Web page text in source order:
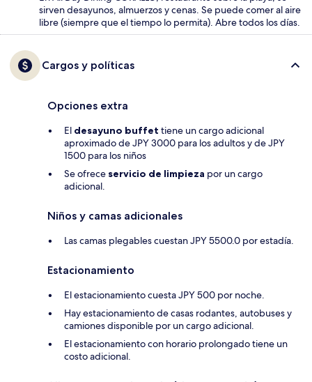
sirven desayunos, almuerzos y cenas. Se puede comer al aire
libre (siempre que el tiempo lo permita). Abre todos los días.
Cargos y políticas
Opciones extra
El desayuno buffet tiene un cargo adicional
aproximado de JPY 3000 para los adultos y de JPY
1500 para los niños
Se ofrece servicio de limpieza por un cargo
adicional.
Niños y camas adicionales
Las camas plegables cuestan JPY 5500.0 por estadía.
Estacionamiento
El estacionamiento cuesta JPY 500 por noche.
Hay estacionamiento de casas rodantes, autobuses y
camiones disponible por un cargo adicional.
El estacionamiento con horario prolongado tiene un
costo adicional.